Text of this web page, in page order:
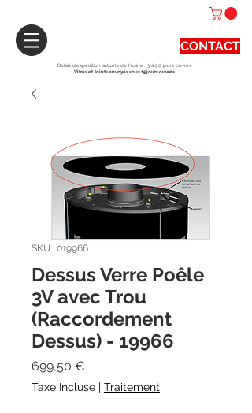
CONTACT
Délais d'expédition actuels de l'usine : 3 à 90 jours ouvrés.
Vitres et Joints envoyés sous 15 jours ouvrés.
SKU : 019966
Dessus Verre Poêle
3V avec Trou
(Raccordement
Dessus) - 19966
699,50 €
Taxe Incluse | Traitement